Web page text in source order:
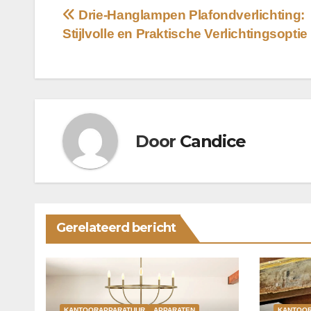
Bericht
navigatie
Drie-Hanglampen Plafondverlichting:
Stijlvolle en Praktische Verlichtingsoptie
Door Candice
Gerelateerd bericht